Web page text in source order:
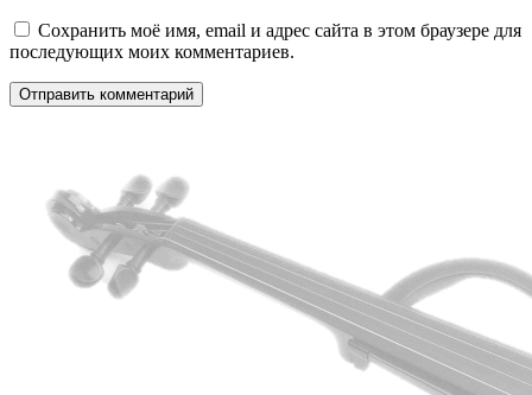
Сохранить моё имя, email и адрес сайта в этом браузере для
последующих моих комментариев.